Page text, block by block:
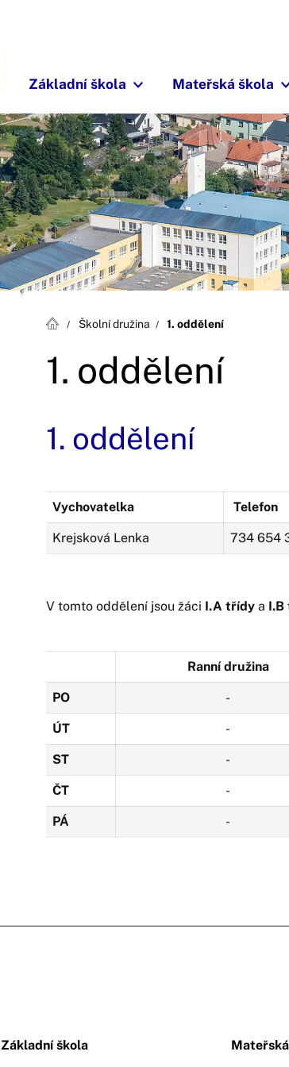
Základní škola Mateřská škola
Školní družina 1. oddělení
1. oddělení
1. oddělení
Vychovatelka Telefon
Krejsková Lenka 734 654
V tomto oddělení jsou žáci I.A třídya
Ranní družina
PO -
ÚT -
ST -
ČT -
PÁ -
Základní škola